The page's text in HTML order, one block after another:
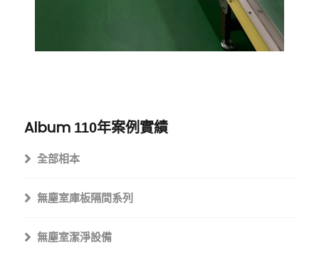
Album 110年案例實績
全部相本
無塵室庫板隔間系列
無塵室潔淨設備